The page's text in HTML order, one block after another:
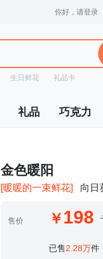
你好，请登录
生日鲜花 礼品卡
礼品 巧克力
金色暖阳
[暖暖的一束鲜花] 向日
售价 198
已售2.28万件